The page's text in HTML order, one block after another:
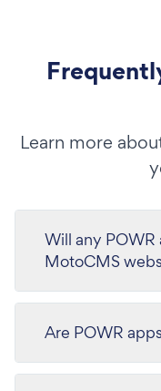
Learn more
Will any
MotoCMS
Are POWR